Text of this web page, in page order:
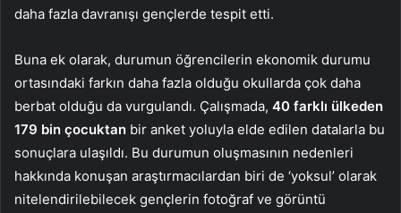
daha fazla davranışı gençlerde tespit etti.
Buna ek olarak, durumun öğrencilerin ekonomik durumu
ortasındaki farkın daha fazla olduğu okullarda çok daha
berbat olduğu da vurgulandı. Çalışmada, 40 farklı ülkeden
179 bin çocuktan bir anket yoluyla elde edilen datalarla bu
sonuçlara ulaşıldı. Bu durumun oluşmasının nedenleri
hakkında konuşan araştırmacılardan biri de ‘yoksul’ olarak
nitelendirilebilecek gençlerin fotoğraf ve görüntü